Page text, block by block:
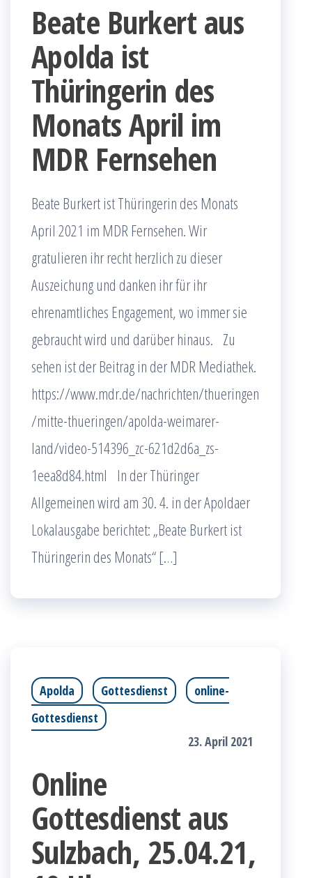
Beate Burkert aus
Apolda ist
Thüringerin des
Monats April im
MDR Fernsehen
Beate Burkert ist Thüringerin des Monats
April 2021 im MDR Fernsehen. Wir
gratulieren ihr recht herzlich zu dieser
Auszeichung und danken ihr für ihr
ehrenamtliches Engagement, wo immer sie
gebraucht wird und darüber hinaus. Zu
sehen ist der Beitrag in der MDR Mediathek.
https://www.mdr.de/nachrichten/thueringen
/mitte-thueringen/apolda-weimarer-
land/video-514396_zc-621d2d6a_zs-
1eea8d84.html In der Thüringer
Allgemeinen wird am 30. 4. in der Apoldaer
Lokalausgabe berichtet: „Beate Burkert ist
Thüringerin des Monats“ […]
Apolda Gottesdienst
online-
Gottesdienst
23. April 2021
Online
Gottesdienst aus
Sulzbach, 25.04.21,